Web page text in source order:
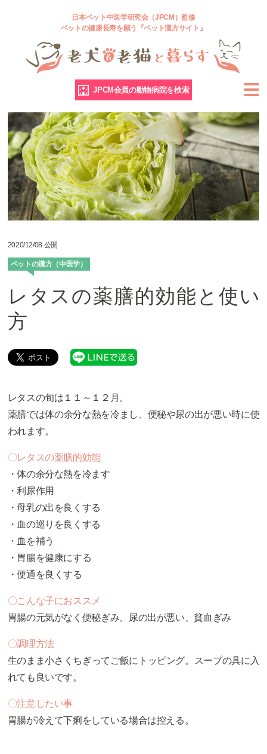
日本ペット中医学研究会（JPCM）監修
ペットの健康長寿を願う『ペット漢方サイト』
JPCM会員の動物病院を検索
2020/12/08 公開
ペットの漢方（中医学）
レタスの薬膳的効能と使い
方
レタスの旬は１１～１２月。
薬膳では体の余分な熱を冷まし、便秘や尿の出が悪い時に使
われます。
〇レタスの薬膳的効能
・体の余分な熱を冷ます
・利尿作用
・母乳の出を良くする
・血の巡りを良くする
・血を補う
・胃腸を健康にする
・便通を良くする
〇こんな子におススメ
胃腸の元気がなく便秘ぎみ、尿の出が悪い、貧血ぎみ
〇調理方法
生のまま小さくちぎってご飯にトッピング。スープの具に入
れても良いです。
〇注意したい事
胃腸が冷えて下痢をしている場合は控える。